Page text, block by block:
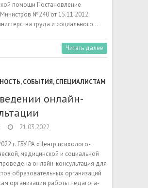
помощи Постановление
№240 от 15.11.2012
труда и социального…
Читать далее
,СОБЫТИЯ,СПЕЦИАЛИСТАМ
онлайн-
21.03.2022
г. ГБУ РА «Центр психолого-
медицинской и социальной
онлайн-консультация для
образовательных организаций
организации работы педагога-